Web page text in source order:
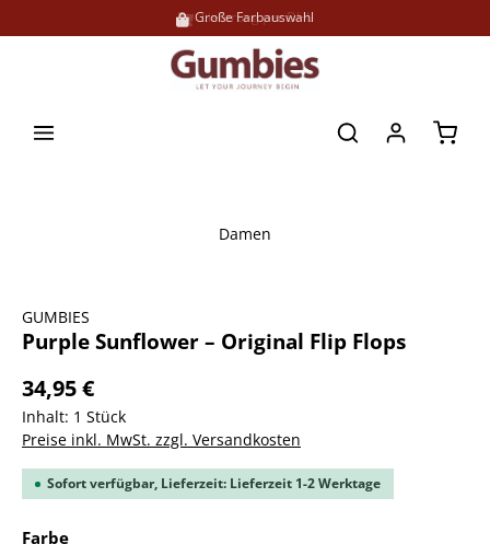
Große Farbauswahl
Lieferung per DHL
Damen
GUMBIES
Purple Sunflower – Original Flip Flops
34,95 €
Inhalt: 1 Stück
Preise inkl. MwSt. zzgl. Versandkosten
Sofort verfügbar, Lieferzeit: Lieferzeit 1-2 Werktage
Farbeauswählen